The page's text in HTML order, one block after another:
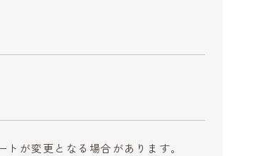
が変更となる場合があります。